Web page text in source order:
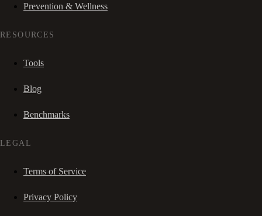
Prevention & Wellness
RESOURCES
Tools
Blog
Benchmarks
LEGAL
Terms of Service
Privacy Policy